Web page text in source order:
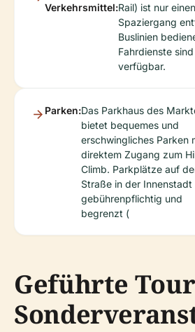
Verkehrsmittel:Rail) ist nur
Spaziergang
Buslinien
Fahrdienste
verfügbar.
Parken:Das Parkhaus des
bietet bequemes und
erschwingliches Parken
direktem Zugang zum
Climb. Parkplätze auf
Straße in der Innenstadt
gebührenpflichtig und
begrenzt (
Geführte